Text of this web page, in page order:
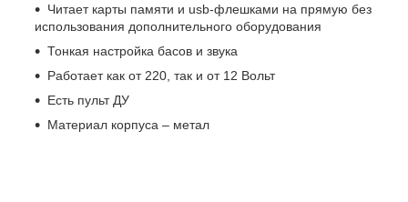
Читает карты памяти и usb-флешками на прямую без
использования дополнительного оборудования
Тонкая настройка басов и звука
Работает как от 220, так и от 12 Вольт
Есть пульт ДУ
Материал корпуса – метал